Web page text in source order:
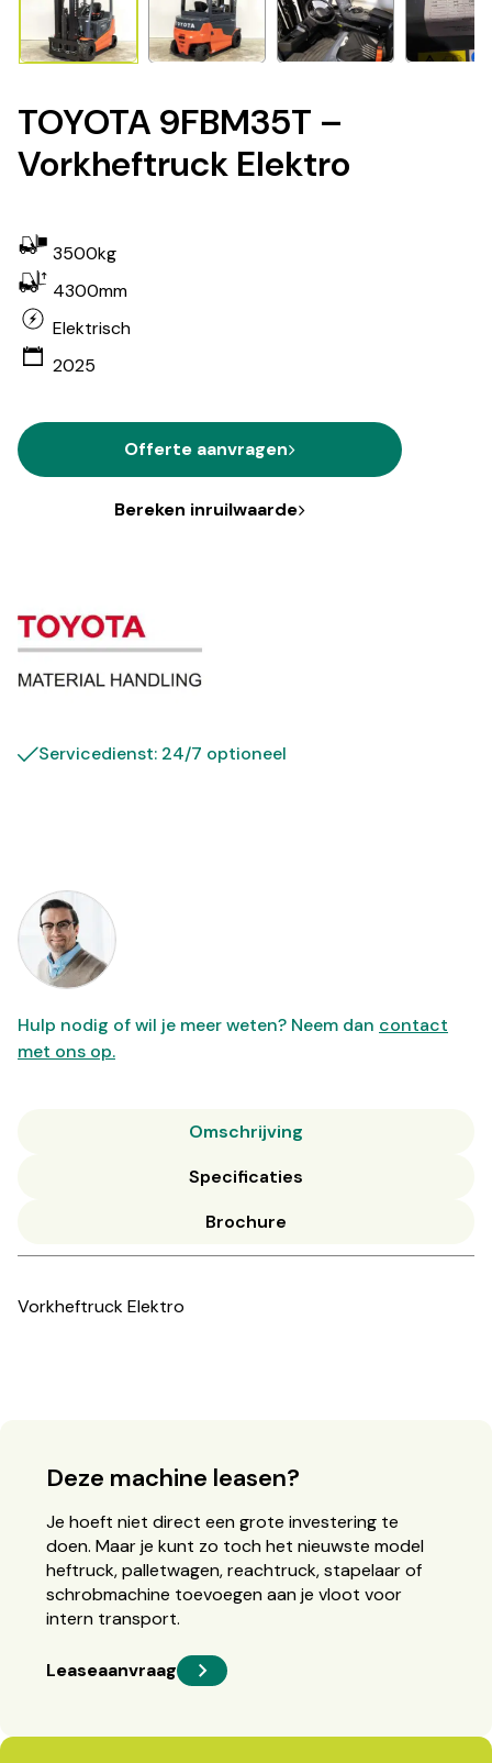
TOYOTA 9FBM35T –
Vorkheftruck Elektro
3500kg
4300mm
Elektrisch
2025
Offerte aanvragen
Bereken inruilwaarde
Servicedienst: 24/7 optioneel
Hulp nodig of wil je meer weten? Neem dan contact
met ons op.
Omschrijving
Specificaties
Brochure
Vorkheftruck Elektro
Deze machine leasen?
Je hoeft niet direct een grote investering te
doen. Maar je kunt zo toch het nieuwste model
heftruck, palletwagen, reachtruck, stapelaar of
schrobmachine toevoegen aan je vloot voor
intern transport.
Leaseaanvraag